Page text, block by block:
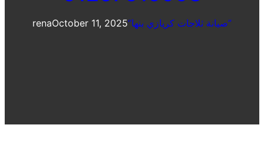
renaOctober 11, 2025 “صيانة ثلاجات كريازي بنها”